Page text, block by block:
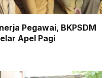
Pegawai, BKPSDM
Apel Pagi